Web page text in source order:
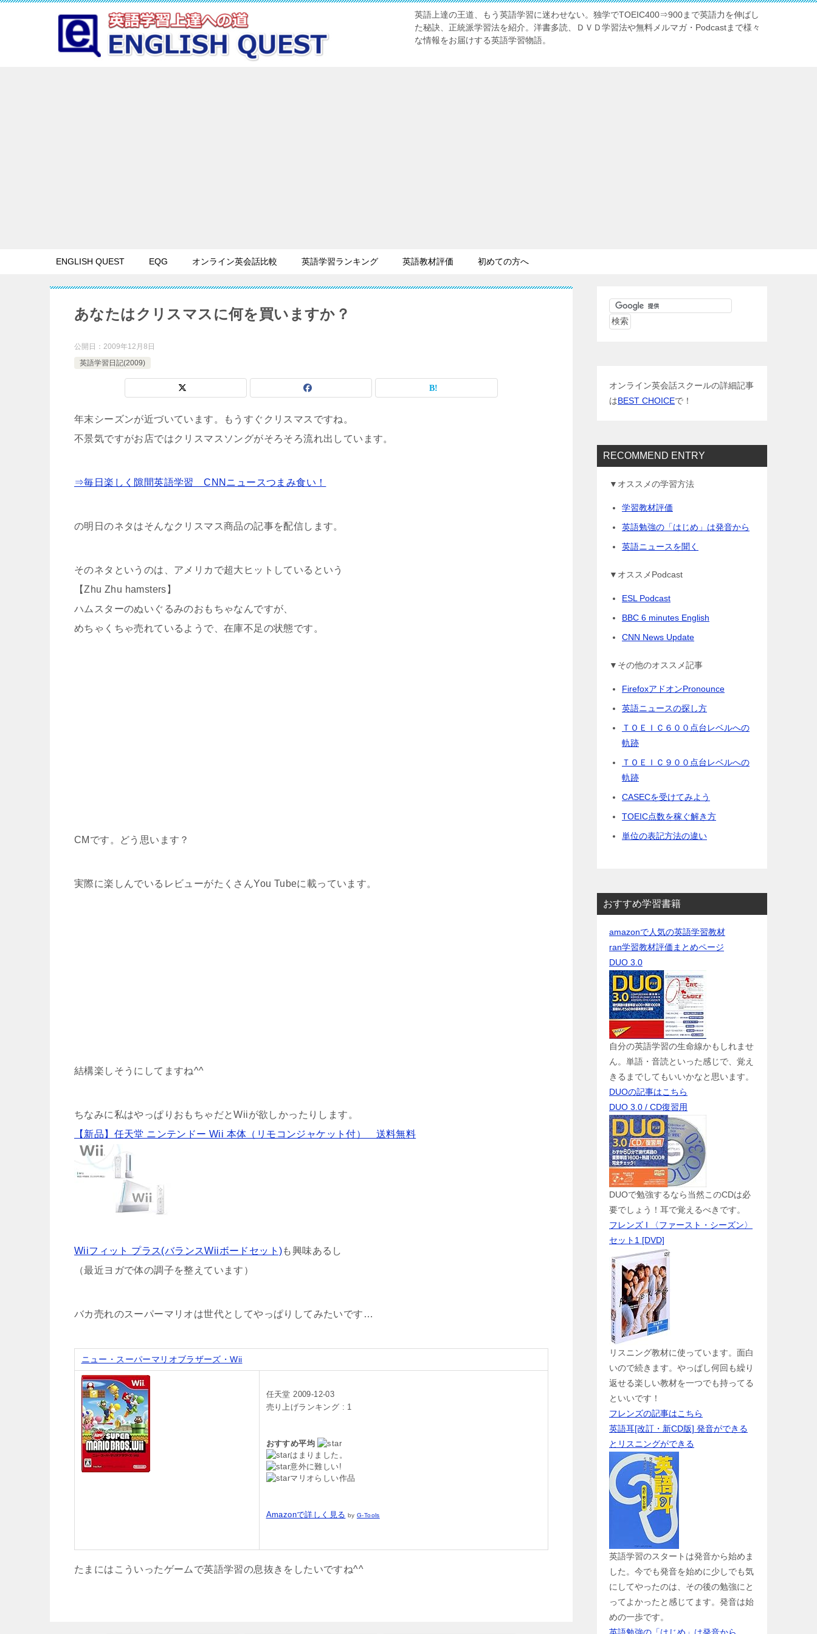
英語上達の王道、もう英語学習に迷わせない。独学でTOEIC400⇒900まで英語力を伸ばし
た秘訣、正統派学習法を紹介。洋書多読、ＤＶＤ学習法や無料メルマガ・Podcastまで様々
な情報をお届けする英語学習物語。
ENGLISH QUEST EQG オンライン英会話比較 英語学習ランキング 英語教材評価 初めての方へ
あなたはクリスマスに何を買いますか？
公開日： 2009年12月8日
英語学習日記(2009)
年末シーズンが近づいています。もうすぐクリスマスですね。
不景気ですがお店ではクリスマスソングがそろそろ流れ出しています。
⇒毎日楽しく隙間英語学習 CNNニュースつまみ食い！
の明日のネタはそんなクリスマス商品の記事を配信します。
そのネタというのは、アメリカで超大ヒットしているという
【Zhu Zhu hamsters】
ハムスターのぬいぐるみのおもちゃなんですが、
めちゃくちゃ売れているようで、在庫不足の状態です。
CMです。どう思います？
実際に楽しんでいるレビューがたくさんYou Tubeに載っています。
結構楽しそうにしてますね^^
ちなみに私はやっぱりおもちゃだとWiiが欲しかったりします。
【新品】任天堂 ニンテンドー Wii 本体（リモコンジャケット付） 送料無料
Wiiフィット プラス(バランスWiiボードセット)も興味あるし
（最近ヨガで体の調子を整えています）
バカ売れのスーパーマリオは世代としてやっぱりしてみたいです…
ニュー・スーパーマリオブラザーズ・Wii
任天堂 2009-12-03
売り上げランキング : 1
おすすめ平均
はまりました。
意外に難しい!
マリオらしい作品
Amazonで詳しく見る by G-Tools
たまにはこういったゲームで英語学習の息抜きをしたいですね^^
オンライン英会話スクールの詳細記事
はBEST CHOICEで！
RECOMMEND ENTRY
▼オススメの学習方法
学習教材評価
英語勉強の「はじめ」は発音から
英語ニュースを聞く
▼オススメPodcast
ESL Podcast
BBC 6 minutes English
CNN News Update
▼その他のオススメ記事
FirefoxアドオンPronounce
英語ニュースの探し方
ＴＯＥＩＣ６００点台レベルへの
軌跡
ＴＯＥＩＣ９００点台レベルへの
軌跡
CASECを受けてみよう
TOEIC点数を稼ぐ解き方
単位の表記方法の違い
おすすめ学習書籍
amazonで人気の英語学習教材
ran学習教材評価まとめページ
DUO 3.0
自分の英語学習の生命線かもしれませ
ん。単語・音読といった感じで、覚え
きるまでしてもいいかなと思います。
DUOの記事はこちら
DUO 3.0 / CD復習用
DUOで勉強するなら当然このCDは必
要でしょう！耳で覚えるべきです。
フレンズ I 〈ファースト・シーズン〉
セット1 [DVD]
リスニング教材に使っています。面白
いので続きます。やっぱし何回も繰り
返せる楽しい教材を一つでも持ってる
といいです！
フレンズの記事はこちら
英語耳[改訂・新CD版] 発音ができる
とリスニングができる
英語学習のスタートは発音から始めま
した。今でも発音を始めに少しでも気
にしてやったのは、その後の勉強にと
ってよかったと感じてます。発音は始
めの一歩です。
英語勉強の「はじめ」は発音から